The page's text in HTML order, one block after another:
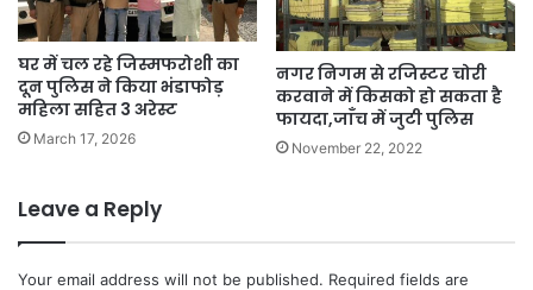
घर में चल रहे जिस्मफरोशी का
दून पुलिस ने किया भंडाफोड़
महिला सहित 3 अरेस्ट
March 17, 2026
नगर निगम से रजिस्टर चोरी
करवाने में किसको हो सकता है
फायदा,जाँच में जुटी पुलिस
November 22, 2022
Leave a Reply
Your email address will not be published. Required fields are